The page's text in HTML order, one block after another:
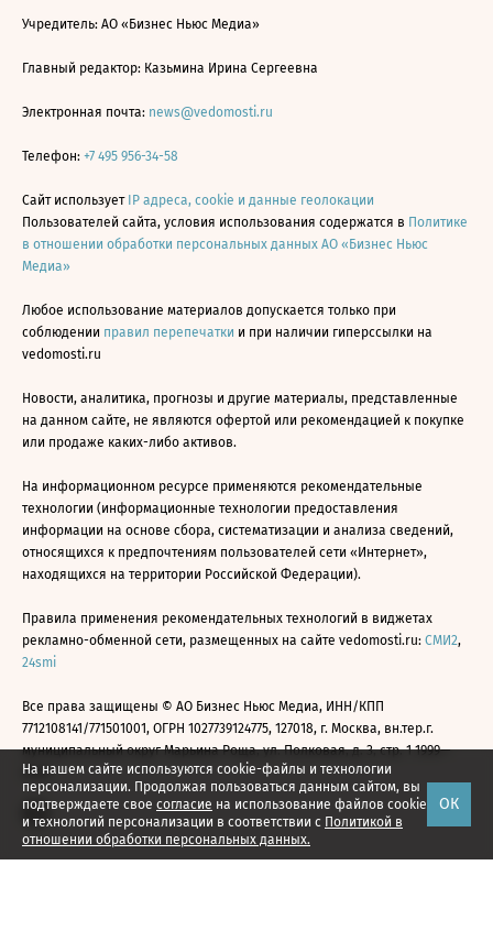
На нашем сайте используются cookie-файлы и технологии
персонализации. Продолжая пользоваться данным сайтом, вы
подтверждаете свое согласие на использование файлов cookie
и технологий персонализации в соответствии с Политикой в
отношении обработки персональных данных.
ОК
Учредитель: АО «Бизнес Ньюс Медиа»
Главный редактор: Казьмина Ирина Сергеевна
Электронная почта: news@vedomosti.ru
Телефон: +7 495 956-34-58
Сайт использует IP адреса, cookie и данные геолокации
Пользователей сайта, условия использования содержатся в Политике
в отношении обработки персональных данных АО «Бизнес Ньюс
Медиа»
Любое использование материалов допускается только при
соблюдении правил перепечатки и при наличии гиперссылки на
vedomosti.ru
Новости, аналитика, прогнозы и другие материалы, представленные
на данном сайте, не являются офертой или рекомендацией к покупке
или продаже каких-либо активов.
На информационном ресурсе применяются рекомендательные
технологии (информационные технологии предоставления
информации на основе сбора, систематизации и анализа сведений,
относящихся к предпочтениям пользователей сети «Интернет»,
находящихся на территории Российской Федерации).
Правила применения рекомендательных технологий в виджетах
рекламно-обменной сети, размещенных на сайте vedomosti.ru: СМИ2,
24smi
Все права защищены © АО Бизнес Ньюс Медиа, ИНН/КПП
7712108141/771501001, ОГРН 1027739124775, 127018, г. Москва, вн.тер.г.
муниципальный округ Марьина Роща, ул. Полковая, д. 3, стр. 1 1999—
2026